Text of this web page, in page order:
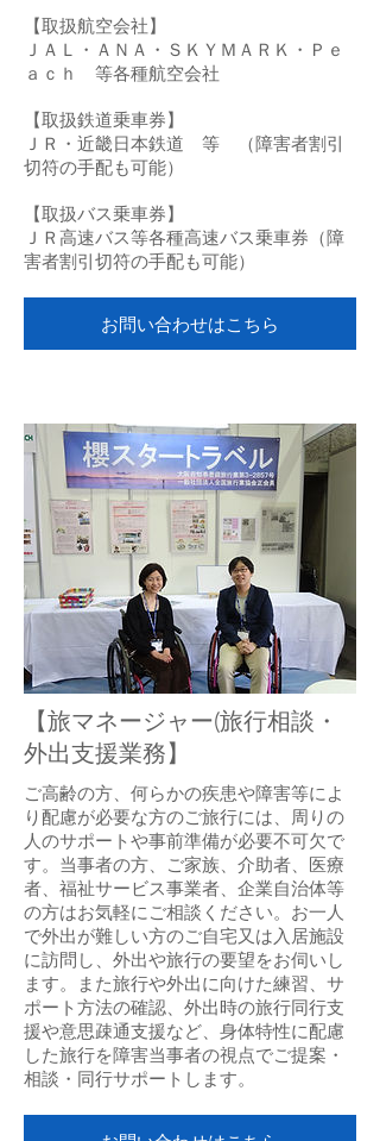
【取扱航空会社】
ＪＡＬ・ＡＮＡ・ＳＫＹＭＡＲＫ・Ｐｅ
ａｃｈ 等各種航空会社
【取扱鉄道乗車券】
ＪＲ・近畿日本鉄道 等 （障害者割引
切符の手配も可能）
【取扱バス乗車券】
ＪＲ高速バス等各種高速バス乗車券（障
害者割引切符の手配も可能）
お問い合わせはこちら
【旅マネージャー(旅行相談・
外出支援業務】
ご高齢の方、何らかの疾患や障害等によ
り配慮が必要な方のご旅行には、周りの
人のサポートや事前準備が必要不可欠で
す。当事者の方、ご家族、介助者、医療
者、福祉サービス事業者、企業自治体等
の方はお気軽にご相談ください。お一人
で外出が難しい方のご自宅又は入居施設
に訪問し、外出や旅行の要望をお伺いし
ます。また旅行や外出に向けた練習、サ
ポート方法の確認、外出時の旅行同行支
援や意思疎通支援など、身体特性に配慮
した旅行を障害当事者の視点でご提案・
相談・同行サポートします。